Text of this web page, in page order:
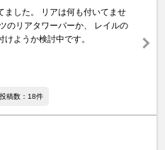
ました。 リアは何も付いてませ
のリアタワーバーか、 レイルの
ようか検討中です。
稿数：18件